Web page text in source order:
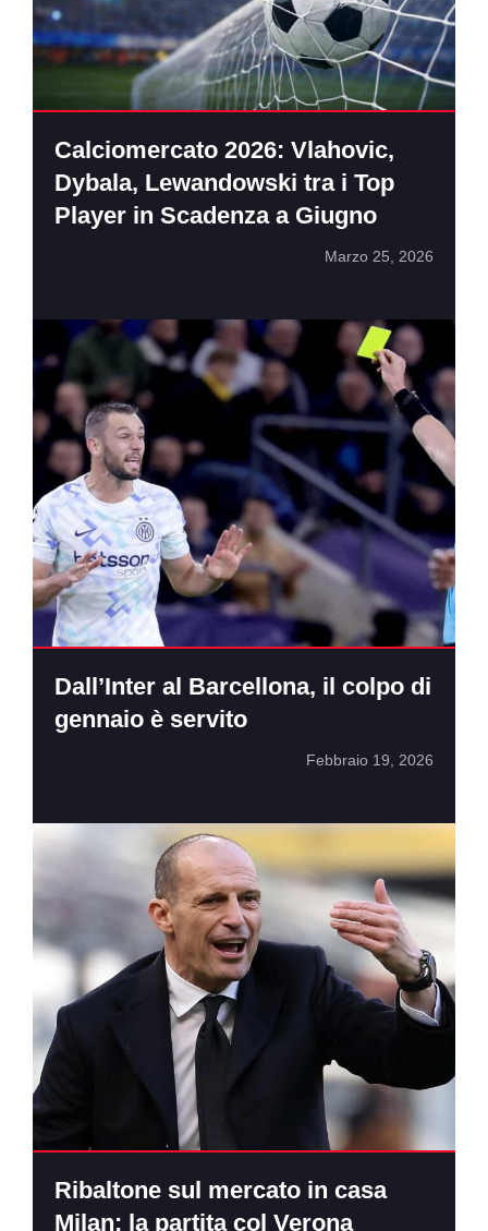
Calciomercato 2026: Vlahovic,
Dybala, Lewandowski tra i Top
Player in Scadenza a Giugno
Marzo 25, 2026
Dall’Inter al Barcellona, il colpo di
gennaio è servito
Febbraio 19, 2026
Ribaltone sul mercato in casa
Milan: la partita col Verona